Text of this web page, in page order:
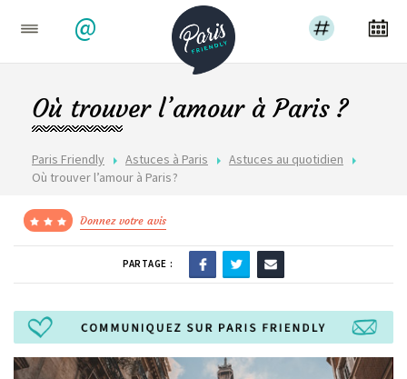
@
Paris Friendly Astuces à Paris
Astuces au quotidien
Où trouver l’amour à Paris ?
Où trouver l’amour à Paris ?
Donnez votre avis
PARTAGE :